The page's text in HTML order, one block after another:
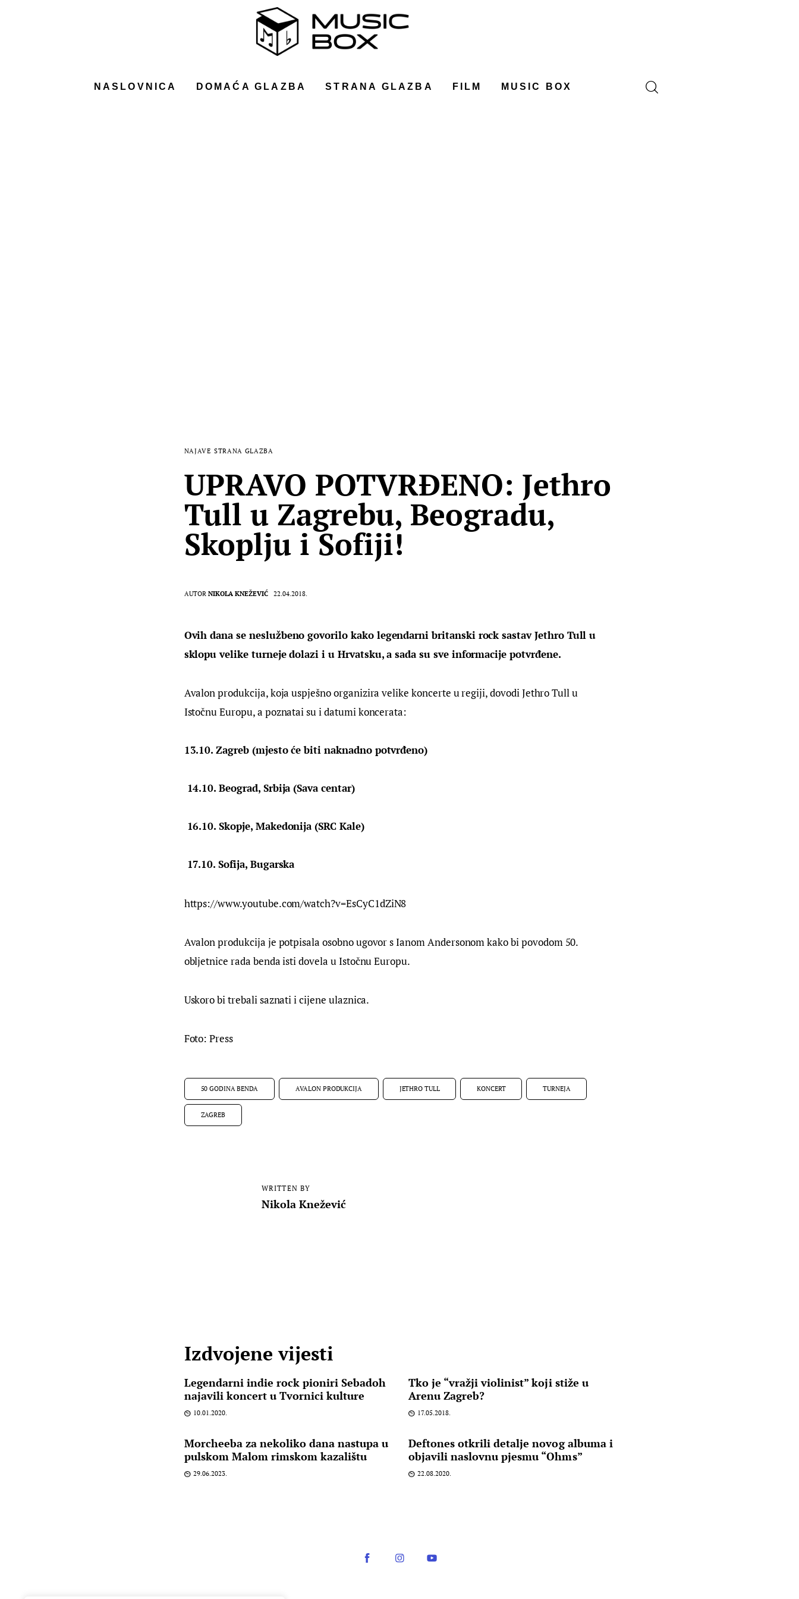
NASLOVNICA DOMAĆA GLAZBA STRANA GLAZBA FILM MUSIC BOX
NAJAVE STRANA GLAZBA
UPRAVO POTVRĐENO: Jethro
Tull u Zagrebu, Beogradu,
Skoplju i Sofiji!
AUTOR NIKOLA KNEŽEVIĆ 22.04.2018.
Ovih dana se neslužbeno govorilo kako legendarni britanski rock sastav Jethro Tull u
sklopu velike turneje dolazi i u Hrvatsku, a sada su sve informacije potvrđene.
Avalon produkcija, koja uspješno organizira velike koncerte u regiji, dovodi Jethro Tull u
Istočnu Europu, a poznatai su i datumi koncerata:
13.10. Zagreb (mjesto će biti naknadno potvrđeno)
14.10. Beograd, Srbija (Sava centar)
16.10. Skopje, Makedonija (SRC Kale)
17.10. Sofija, Bugarska
https://www.youtube.com/watch?v=EsCyC1dZiN8
Avalon produkcija je potpisala osobno ugovor s Ianom Andersonom kako bi povodom 50.
obljetnice rada benda isti dovela u Istočnu Europu.
Uskoro bi trebali saznati i cijene ulaznica.
Foto: Press
50 GODINA BENDA AVALON PRODUKCIJA JETHRO TULL KONCERT TURNEJA
ZAGREB
WRITTEN BY
Nikola Knežević
Izdvojene vijesti
Legendarni indie rock pioniri Sebadoh
najavili koncert u Tvornici kulture
10.01.2020.
Tko je “vražji violinist” koji stiže u
Arenu Zagreb?
17.05.2018.
Morcheeba za nekoliko dana nastupa u
pulskom Malom rimskom kazalištu
29.06.2023.
Deftones otkrili detalje novog albuma i
objavili naslovnu pjesmu “Ohms”
22.08.2020.